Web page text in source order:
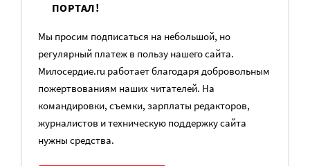
ПОРТАЛ!
Мы просим подписаться на небольшой, но
регулярный платеж в пользу нашего сайта.
Милосердие.ru работает благодаря добровольным
пожертвованиям наших читателей. На
командировки, съемки, зарплаты редакторов,
журналистов и техническую поддержку сайта
нужны средства.